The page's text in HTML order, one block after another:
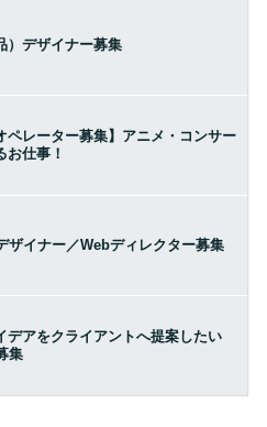
）デザイナー募集
ペレーター募集】アニメ・コンサー
お仕事！
ザイナー／Webディレクター募集
デアをクライアントへ提案したい
集